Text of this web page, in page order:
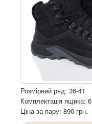
Розмірний ряд: 36-41
Комплектація ящика: 6
Ціна за пару: 890 грн.